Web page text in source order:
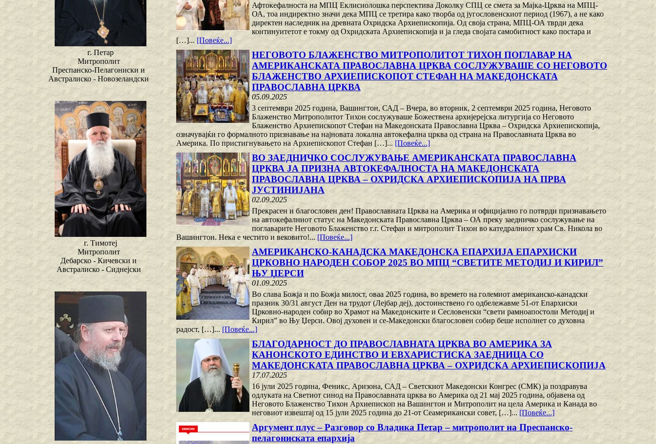
г. Петар
Митрополит
Преспанско-Пелагониски и
Австралиско - Новозеландски
г. Тимотеј
Митрополит
Дебарско - Кичевски и
Австралиско - Сиднејски
Афтокефалноста на МПЦ Еклисиолошка перспектива Доколку СПЦ се смета за Мајка-Црква на МПЦ-
ОА, тоа индиректно значи дека МПЦ се третира како творба од југословенскиот период (1967), а не како
директен наследник на древната Охридска Архиепископија. Од своја страна, МПЦ-ОА тврди дека
континуитетот е токму од Охридската Архиепископија и ја гледа својата самобитност како постара и
[…]...[Повеќе...]
НЕГОВОТО БЛАЖЕНСТВО МИТРОПОЛИТОТ ТИХОН ПОГЛАВАР НА
АМЕРИКАНСКАТА ПРАВОСЛАВНА ЦРКВА СОСЛУЖУВАШЕ СО НЕГОВОТО
БЛАЖЕНСТВО АРХИЕПИСКОПОТ СТЕФАН НА МАКЕДОНСКАТА
ПРАВОСЛАВНА ЦРКВА
05.09.2025
3 септември 2025 година, Вашингтон, САД – Вчера, во вторник, 2 септември 2025 година, Неговото
Блаженство Митрополитот Тихон сослужуваше Божествена архијерејска литургија со Неговото
Блаженство Архиепископот Стефан на Македонската Православна Црква – Охридска Архиепископија,
означувајќи го формалното признавање на најновата локална автокефална црква од страна на Православната Црква во
Америка. По пристигнувањето на Архиепископот Стефан […]...[Повеќе...]
ВО ЗАЕДНИЧКО СОСЛУЖУВАЊЕ АМЕРИКАНСКАТА ПРАВОСЛАВНА
ЦРКВА ЈА ПРИЗНА АВТОКЕФАЛНОСТА НА МАКЕДОНСКАТА
ПРАВОСЛАВНА ЦРКВА – ОХРИДСКА АРХИЕПИСКОПИЈА НА ПРВА
ЈУСТИНИЈАНА
02.09.2025
Прекрасен и благословен ден! Православната Црква на Америка и официјално го потврди признавањето
на автокефалниот статус на Македонската Православна Црква – ОА преку заедничко сослужување на
поглаварите Неговото Блаженство г.г. Стефан и митрополит Тихон во катедралниот храм Св. Никола во
Вашингтон. Нека е честито и вековито!...[Повеќе...]
АМЕРИКАНСКО-КАНАДСКА МАКЕДОНСКА ЕПАРХИЈА ЕПАРХИСКИ
ЦРКОВНО НАРОДЕН СОБОР 2025 ВО МПЦ “СВЕТИТЕ МЕТОДИЈ И КИРИЛ”
ЊУ ЏЕРСИ
01.09.2025
Во слава Божја и по Божја милост, оваа 2025 година, во времето на големиот американско-канадски
празник 30/31 август Ден на трудот (Лејбар деј), достоинствено го одбележавме 51-от Епархиски
Црковно-народен собир во Храмот на Македонските и Сесловенски “свети рамноапостоли Методиј и
Кирил” во Њу Џерси. Овој духовен и се-Македонски благословен собир беше исполнет со духовна
радост, […]... [Повеќе...]
БЛАГОДАРНОСТ ДО ПРАВОСЛАВНАТА ЦРКВА ВО АМЕРИКА ЗА
КАНОНСКОТО ЕДИНСТВО И ЕВХАРИСТИСКА ЗАЕДНИЦА СО
МАКЕДОНСКАТА ПРАВОСЛАВНА ЦРКВА – ОХРИДСКА АРХИЕПИСКОПИЈА
17.07.2025
16 јули 2025 година, Феникс, Аризона, САД – Светскиот Македонски Конгрес (СМК) ја поздравува
одлуката на Светиот синод на Православната црква во Америка од 21 мај 2025 година, објавена од
Неговото Блаженство Тихон Архиепископ на Вашингтон и Митрополит на цела Америка и Канада во
неговиот извештај од 15 јули 2025 година до 21-от Сеамерикански совет, […]...[Повеќе...]
Аргумент плус – Разговор со Владика Петар – митрополит на Преспанско-
пелагониската епархија